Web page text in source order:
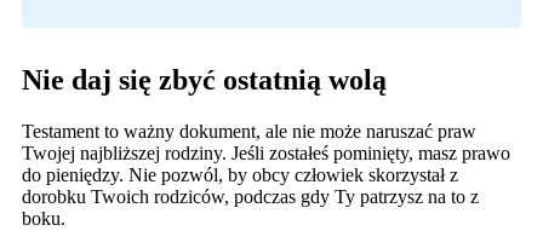
Nie daj się zbyć ostatnią wolą
Testament to ważny dokument, ale nie może naruszać praw
Twojej najbliższej rodziny. Jeśli zostałeś pominięty, masz prawo
do pieniędzy. Nie pozwól, by obcy człowiek skorzystał z
dorobku Twoich rodziców, podczas gdy Ty patrzysz na to z
boku.